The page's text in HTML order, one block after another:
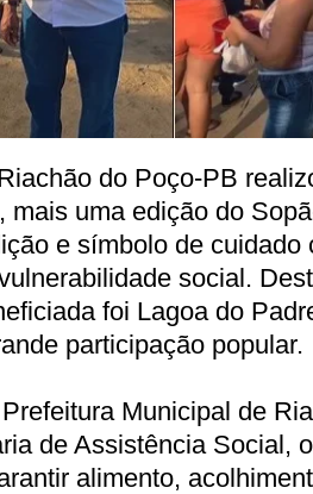
do Poço-PB
mais uma edição do
e símbolo de cuidado
social.
foi Lagoa do
participação popular.
Prefeitura Municipal de
de Assistência Social,
alimento,